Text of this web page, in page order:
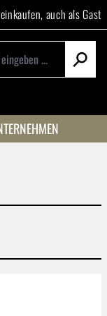
auch als Gast
Gesamtwert